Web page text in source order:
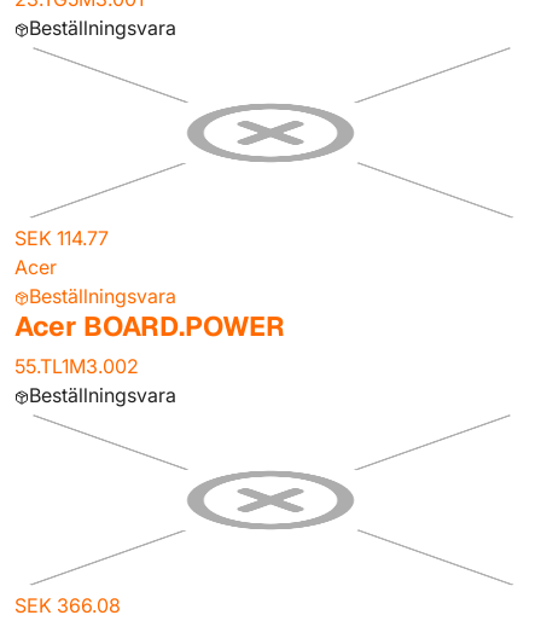
Beställningsvara
SEK 114.77
Acer
Beställningsvara
Acer BOARD.POWER
55.TL1M3.002
Beställningsvara
SEK 366.08